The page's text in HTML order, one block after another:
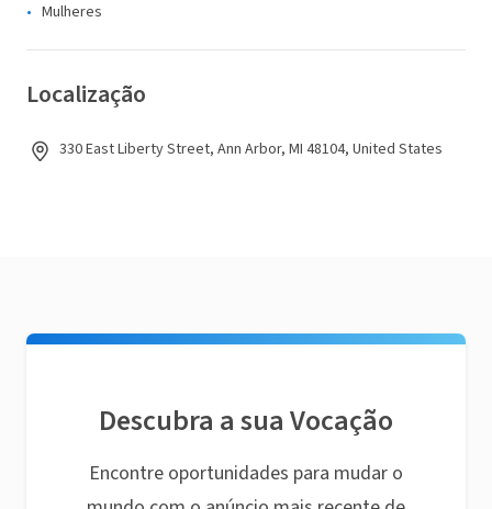
Mulheres
Localização
330 East Liberty Street, Ann Arbor, MI 48104, United States
Descubra a sua Vocação
Encontre oportunidades para mudar o